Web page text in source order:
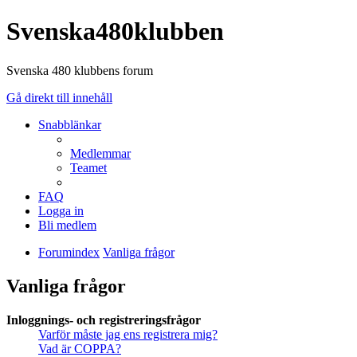
Svenska480klubben
Svenska 480 klubbens forum
Gå direkt till innehåll
Snabblänkar
Medlemmar
Teamet
FAQ
Logga in
Bli medlem
Forumindex Vanliga frågor
Vanliga frågor
Inloggnings- och registreringsfrågor
Varför måste jag ens registrera mig?
Vad är COPPA?